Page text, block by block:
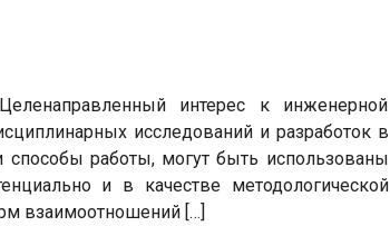
интерес к инженерной
исследований и разработок в
работы, могут быть использованы
и в качестве методологической
взаимоотношений […]